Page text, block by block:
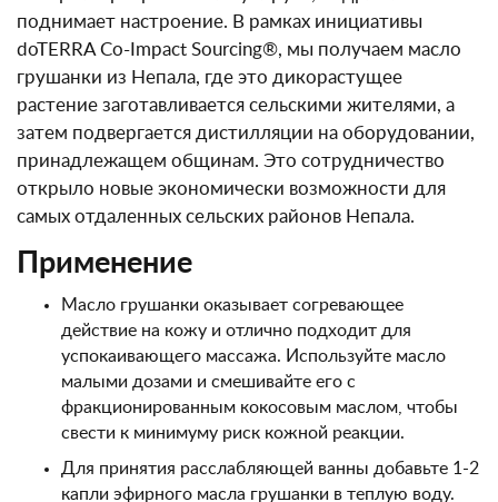
поднимает настроение. В рамках инициативы
doTERRA Co-Impact Sourcing®, мы получаем масло
грушанки из Непала, где это дикорастущее
растение заготавливается сельскими жителями, а
затем подвергается дистилляции на оборудовании,
принадлежащем общинам. Это сотрудничество
открыло новые экономически возможности для
самых отдаленных сельских районов Непала.
Применение
Масло грушанки оказывает согревающее
действие на кожу и отлично подходит для
успокаивающего массажа. Используйте масло
малыми дозами и смешивайте его с
фракционированным кокосовым маслом, чтобы
свести к минимуму риск кожной реакции.
Для принятия расслабляющей ванны добавьте 1-2
капли эфирного масла грушанки в теплую воду.